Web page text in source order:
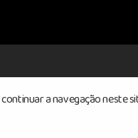
a navegação neste